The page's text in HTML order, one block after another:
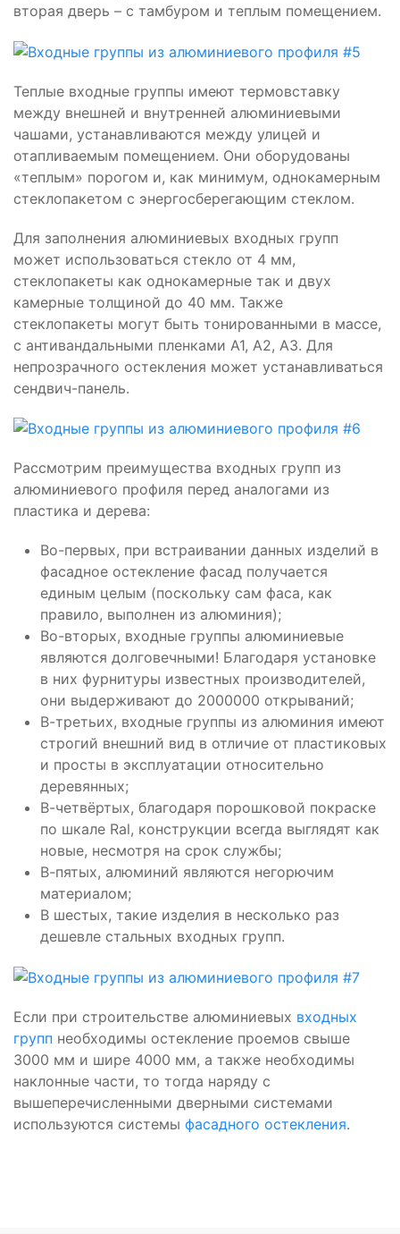
вторая дверь – с тамбуром и теплым помещением.
Теплые входные группы имеют термовставку
между внешней и внутренней алюминиевыми
чашами, устанавливаются между улицей и
отапливаемым помещением. Они оборудованы
«теплым» порогом и, как минимум, однокамерным
стеклопакетом с энергосберегающим стеклом.
Для заполнения алюминиевых входных групп
может использоваться стекло от 4 мм,
стеклопакеты как однокамерные так и двух
камерные толщиной до 40 мм. Также
стеклопакеты могут быть тонированными в массе,
с антивандальными пленками А1, А2, А3. Для
непрозрачного остекления может устанавливаться
сендвич-панель.
Рассмотрим преимущества входных групп из
алюминиевого профиля перед аналогами из
пластика и дерева:
Во-первых, при встраивании данных изделий в
фасадное остекление фасад получается
единым целым (поскольку сам фаса, как
правило, выполнен из алюминия);
Во-вторых, входные группы алюминиевые
являются долговечными! Благодаря установке
в них фурнитуры известных производителей,
они выдерживают до 2000000 открываний;
В-третьих, входные группы из алюминия имеют
строгий внешний вид в отличие от пластиковых
и просты в эксплуатации относительно
деревянных;
В-четвёртых, благодаря порошковой покраске
по шкале Ral, конструкции всегда выглядят как
новые, несмотря на срок службы;
В-пятых, алюминий являются негорючим
материалом;
В шестых, такие изделия в несколько раз
дешевле стальных входных групп.
Если при строительстве алюминиевых входных
групп необходимы остекление проемов свыше
3000 мм и шире 4000 мм, а также необходимы
наклонные части, то тогда наряду с
вышеперечисленными дверными системами
используются системы фасадного остекления.